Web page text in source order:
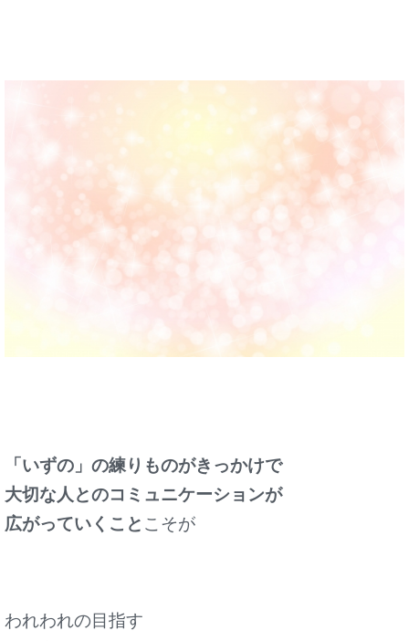
「いずの」の練りものがきっかけで
大切な人とのコミュニケーションが
広がっていくこと こそが
われわれの目指す